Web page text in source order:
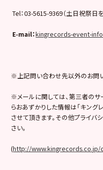
Tel：03-5615-9369（土日祝祭日
E-mail：kingrecords-event-
※上記問い合わせ先以外のお問い
※メールに関しては、第三者のサ
らおあずかりした情報は「キン
させて頂きます。その他プライ
さい。
(http://www.kingrecords.co.jp/